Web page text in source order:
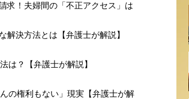
求！夫婦間の「不正アクセス」は
解決方法とは【弁護士が解説】
は？【弁護士が解説】
の権利もない」現実【弁護士が解